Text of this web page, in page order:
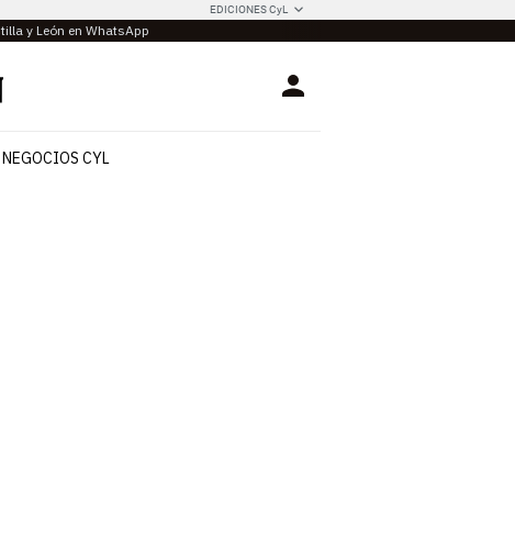
EDICIONES CyL
y León en WhatsApp
Login
NEGOCIOS CYL